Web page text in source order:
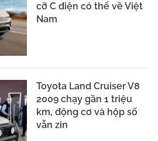
cỡ C điện có thể về Việt
Nam
Toyota Land Cruiser V8
2009 chạy gần 1 triệu
km, động cơ và hộp số
vẫn zin